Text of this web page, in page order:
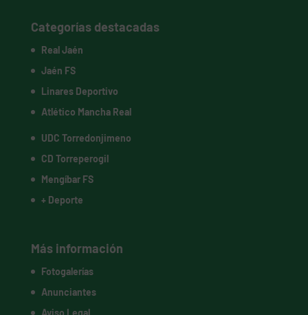
Categorías destacadas
Real Jaén
Jaén FS
Linares Deportivo
Atlético Mancha Real
UDC Torredonjimeno
CD Torreperogil
Mengíbar FS
+ Deporte
Más información
Fotogalerías
Anunciantes